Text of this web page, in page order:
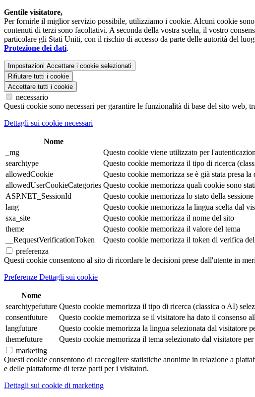
Gentile visitatore,
Per fornirle il miglior servizio possibile, utilizziamo i cookie. Alcuni cookie
contenuti di terzi sono facoltativi. A seconda della vostra scelta, il vostro
particolare gli Stati Uniti, con il rischio di accesso da parte delle autorità del
Protezione dei dati.
Impostazioni Accettare i cookie selezionati
Rifiutare tutti i cookie
Accettare tutti i cookie
necessario
Questi cookie sono necessari per garantire le funzionalità di base del sito web,
Dettagli sui cookie necessari
Nome
_mg
Questo cookie viene utilizzato per
searchtype
Questo cookie memorizza il tipo di ricerca
allowedCookie
Questo cookie memorizza se è già stata presa
allowedUserCookieCategories Questo cookie memorizza quali cookie sono
ASP.NET_SessionId
Questo cookie memorizza lo stato della
lang
Questo cookie memorizza la lingua scelta dal
sxa_site
Questo cookie memorizza il nome del sito
theme
Questo cookie memorizza il valore del tema
__RequestVerificationToken
Questo cookie memorizza il token di verifica
preferenza
Questi cookie consentono al sito di ricordare le decisioni prese dall'utente in
Preferenze Dettagli sui cookie
Nome
searchtypefuture Questo cookie memorizza il tipo di ricerca (classica o AI)
consentfuture
Questo cookie memorizza se il visitatore ha dato il consenso
langfuture
Questo cookie memorizza la lingua selezionata dal visitatore
themefuture
Questo cookie memorizza il tema selezionato dal visitatore
marketing
Questi cookie consentono di raccogliere statistiche anonime in relazione a
e delle piattaforme di terze parti per i visitatori.
Dettagli sui cookie di marketing